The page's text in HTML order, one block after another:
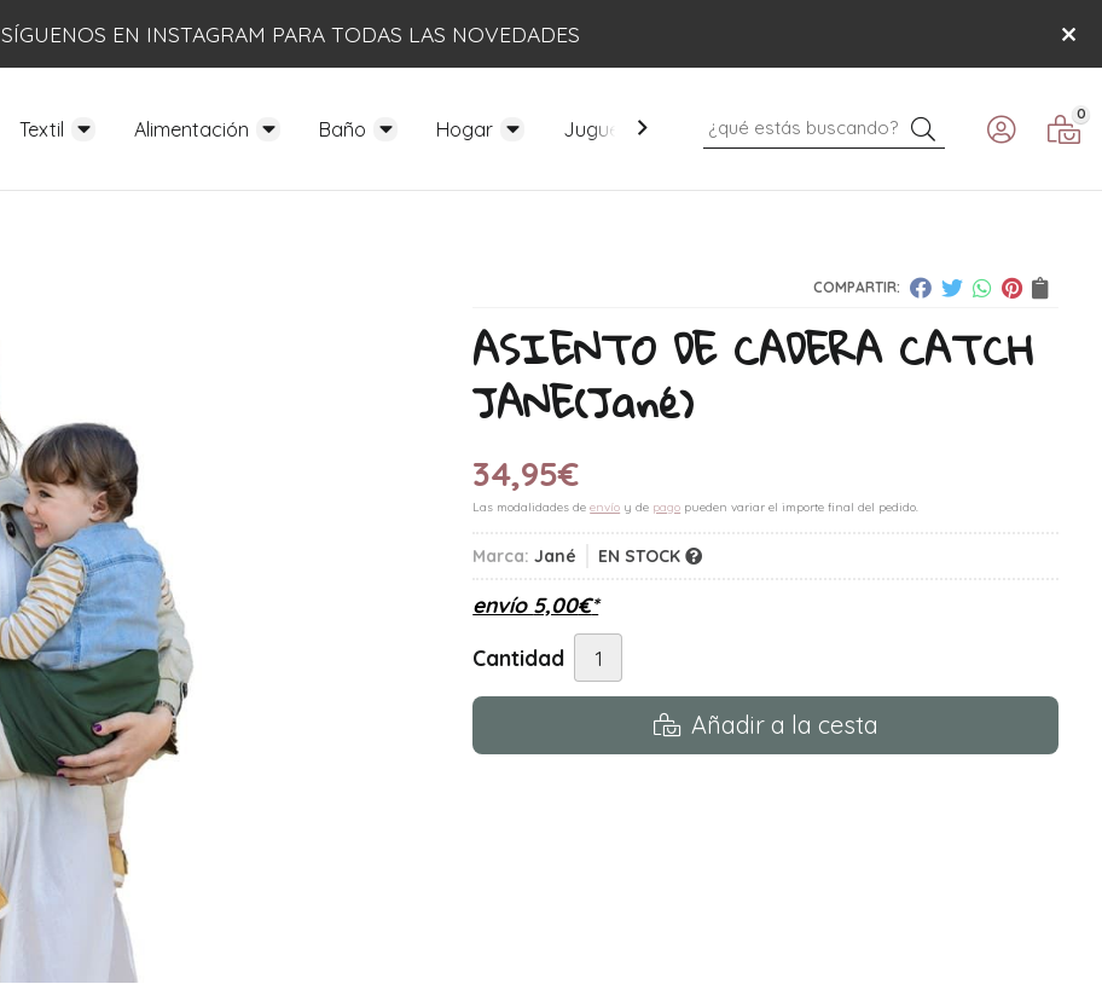
SÍGUENOS EN INSTAGRAM PARA TODAS LAS NOVEDADES
Textil Alimentación Baño Hogar Juguetes Mobiliario Paseo Verano
Buscar 0
COMPARTIR:
ASIENTO DE CADERA CATCH
JANE(Jané)
34,95€
Las modalidades deenvío y de pago pueden variar el importe final del pedido.
Marca: Jané EN STOCK
envío 5,00€*
Cantidad
Añadir a la cesta